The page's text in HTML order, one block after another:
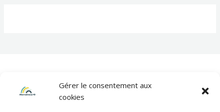
Gérer le consentement aux
cookies